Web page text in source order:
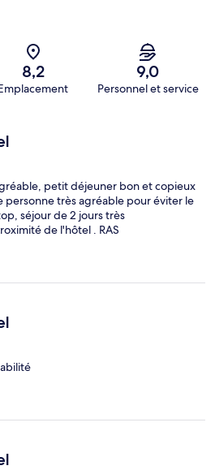
8,2 9,0
Personnel et service
petit déjeuner bon et copieux
personne très agréable pour éviter le
séjour de 2 jours très
de l'hôtel . RAS